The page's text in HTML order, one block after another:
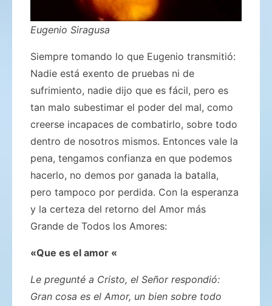
Eugenio Siragusa
Siempre tomando lo que Eugenio transmitió:
Nadie está exento de pruebas ni de
sufrimiento, nadie dijo que es fácil, pero es
tan malo subestimar el poder del mal, como
creerse incapaces de combatirlo, sobre todo
dentro de nosotros mismos. Entonces vale la
pena, tengamos confianza en que podemos
hacerlo, no demos por ganada la batalla,
pero tampoco por perdida. Con la esperanza
y la certeza del retorno del Amor más
Grande de Todos los Amores:
«Que es el amor «
Le pregunté a Cristo, el Señor respondió:
Gran cosa es el Amor, un bien sobre todo